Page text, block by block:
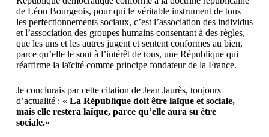
de Léon Bourgeois, pour qui le véritable instrument de tous
les perfectionnements sociaux, c’est l’association des individus
et l’association des groupes humains consentant à des règles,
que les uns et les autres jugent et sentent conformes au bien,
parce qu’elle le sont à l’intérêt de tous, une République qui
réaffirme la laïcité comme principe fondateur de la France.
Je conclurais par cette citation de Jean Jaurès, toujours
d’actualité : « La République doit être laïque et sociale,
mais elle restera laïque, parce qu’elle aura su être
sociale.«